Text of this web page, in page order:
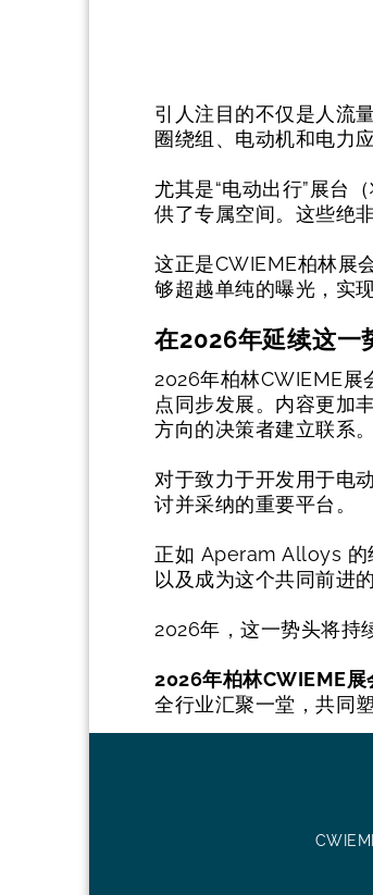
引人注目的不仅是人流
圈绕组、电动机和电力
尤其是“电动出行”展台
供了专属空间。这些绝
这正是CWIEME柏林展
够超越单纯的曝光，实
在2026年延续这一
2026年柏林CWIEME展
点同步发展。内容更加
方向的决策者建立联系。
对于致力于开发用于电
讨并采纳的重要平台。
正如 Aperam Alloys 的
以及成为这个共同前进
2026年，这一势头将持
2026年柏林CWIEME
全行业汇聚一堂，共同